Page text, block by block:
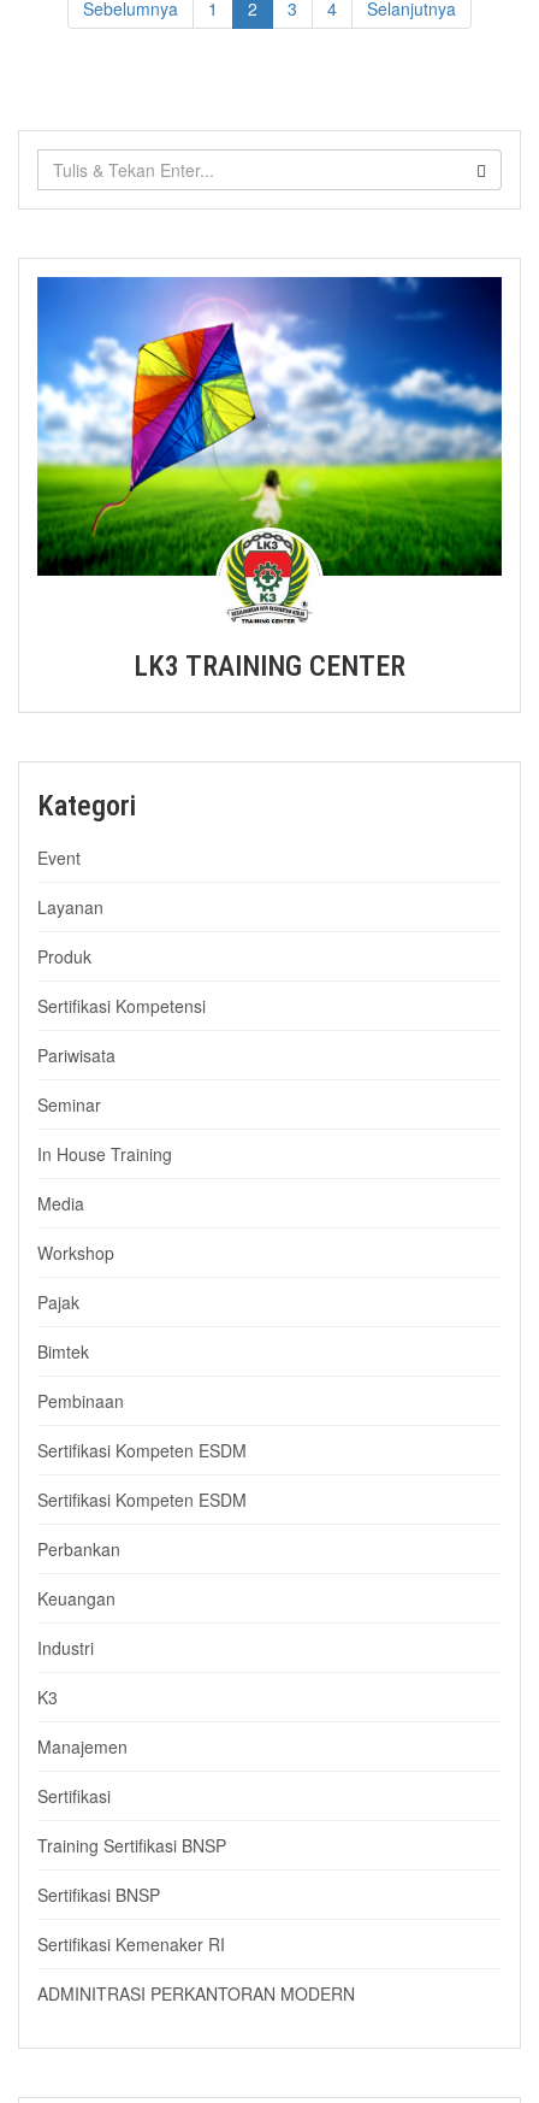
Sebelumnya 1 2 3 4 Selanjutnya
LK3 TRAINING CENTER
Kategori
Event
Layanan
Produk
Sertifikasi Kompetensi
Pariwisata
Seminar
In House Training
Media
Workshop
Pajak
Bimtek
Pembinaan
Sertifikasi Kompeten ESDM
Sertifikasi Kompeten ESDM
Perbankan
Keuangan
Industri
K3
Manajemen
Sertifikasi
Training Sertifikasi BNSP
Sertifikasi BNSP
Sertifikasi Kemenaker RI
ADMINITRASI PERKANTORAN MODERN